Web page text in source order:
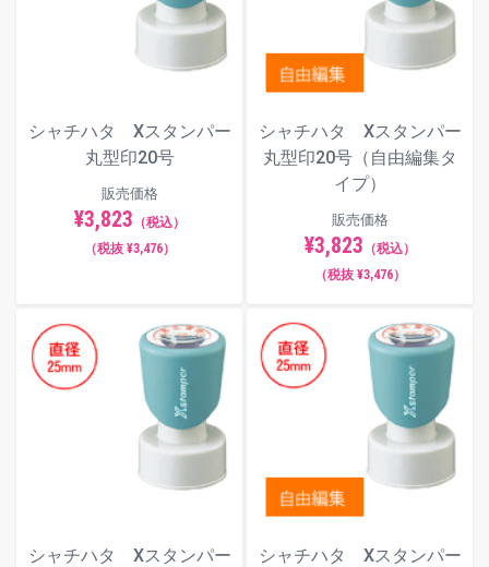
シャチハタ Xスタンパー
丸型印20号
販売価格
¥3,823 （税込）
（税抜 ¥3,476）
シャチハタ Xスタンパー
丸型印20号（自由編集タ
イプ）
販売価格
¥3,823 （税込）
（税抜 ¥3,476）
シャチハタ Xスタンパー
シャチハタ Xスタンパー